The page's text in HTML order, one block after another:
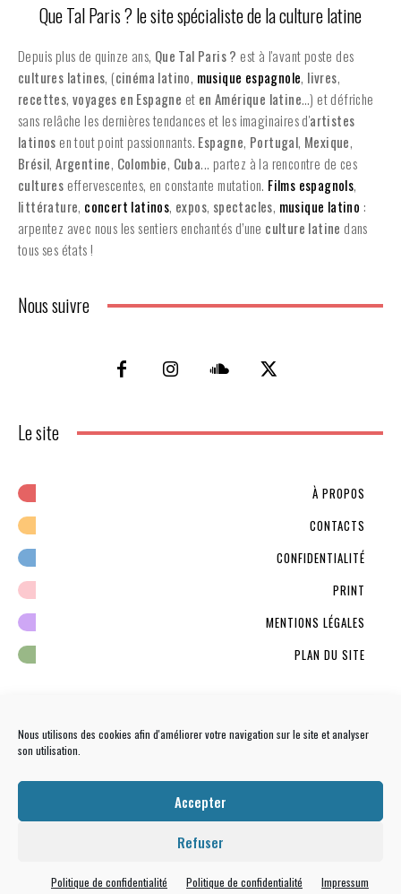
Nous utilisons des cookies afin d'améliorer votre navigation sur le site et analyser
son utilisation.
Accepter
Refuser
Politique de confidentialité Politique de confidentialité Impressum
Que Tal Paris ? le site spécialiste de la culture latine
Depuis plus de quinze ans, Que Tal Paris ? est à l'avant poste des
cultures latines, (cinéma latino, musique espagnole, livres,
recettes,voyages en Espagne et en Amérique latine…) et défriche
sans relâche les dernières tendances et les imaginaires d'artistes
latinos en tout point passionnants. Espagne, Portugal, Mexique,
Brésil,Argentine, Colombie, Cuba... partez à la rencontre de ces
cultures effervescentes, en constante mutation. Films espagnols,
littérature, concert latinos, expos, spectacles, musique latino :
arpentez avec nous les sentiers enchantés d’une culture latine dans
tous ses états !
Nous suivre
Le site
À PROPOS
CONTACTS
CONFIDENTIALITÉ
PRINT
MENTIONS LÉGALES
PLAN DU SITE
NEWSLETTER
Tous droits réservés Que Tal Paris ? © -Culture latine : musique, expo, film latino, livre